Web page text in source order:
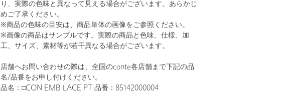
り、実際の色味と異なって見える場合がございます。あらかじ
めご了承ください。
※商品の色味の目安は、商品単体の画像をご参照ください。
※画像の商品はサンプルです。実際の商品と色味、仕様、加
工、サイズ、素材等が若干異なる場合がございます。
店舗へお問い合わせの際は、全国のconte各店舗まで下記の品
名/品番をお申し付けください。
品名：□CON EMB LACE PT 品番：85142000004